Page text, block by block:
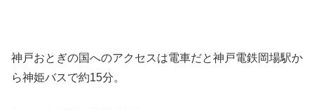
神戸おとぎの国へのアクセスは電車だと神戸電鉄岡場駅か
ら神姫バスで約15分。